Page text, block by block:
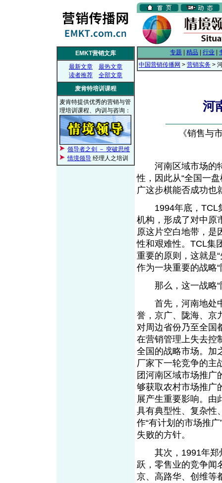
EMKT营销文库
最新文章
最热文章
读者推荐
全部文章
麦肯特培训课程
麦肯特提供优秀的营销与管
理培训课程、内训与咨询：
领导者之剑 － 突破思维
情境领导 经理人之培训
专题 精品 行业
中国营销传播网 > 营销实务 >
河
《销售与
河南区域市场的特
性，因此从“全国一
广这步棋能否成功也
1994年底，TCL集
机构，形成了对中原
原这片空白地带，是
性和艰难性。TCL集
重要的原则，这就是
作为一块重要的战略
那么，这一战略“
首先，河南地处中
誉，京广、陇海、京
对周边省份乃至全国
在营销管理上失去控
全国的战略市场。加
厂家下一轮竞争的主
团河南区域市场推广
够获取农村市场推广
展产生重要影响。由
具有典型性、复杂性
作“有计划的市场推
失败的方针。
其次，1991年郑
跃，零售业的竞争闻
京、高路华、创维等